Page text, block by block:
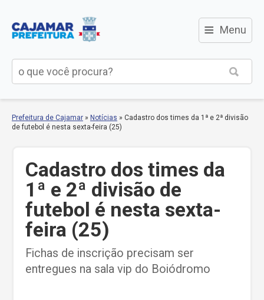
≡ Menu
Prefeitura de Cajamar » Notícias » Cadastro dos times da 1ª e 2ª divisão
de futebol é nesta sexta-feira (25)
Cadastro dos times da
1ª e 2ª divisão de
futebol é nesta sexta-
feira (25)
Fichas de inscrição precisam ser
entregues na sala vip do Boiódromo